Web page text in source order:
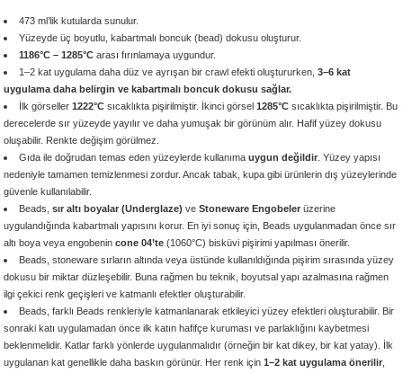
1305 °C
- 1222 °C
- 1046 °C
°C
1046 °C
- 1046 °C
°C
473 ml’lik kutularda sunulur.
Yüzeyde üç boyutlu, kabartmalı boncuk (bead) dokusu oluşturur.
1186°C – 1285°Carası fırınlamaya uygundur.
1–2 kat uygulama daha düz ve ayrışan bir crawl efekti oluştururken, 3–6 kat
uygulama daha belirgin ve kabartmalı boncuk dokusu sağlar.
İlk görseller 1222°C sıcaklıkta pişirilmiştir. İkinci görsel 1285°C sıcaklıkta pişirilmiştir. Bu
derecelerde sır yüzeyde yayılır ve daha yumuşak bir görünüm alır. Hafif yüzey dokusu
oluşabilir. Renkte değişim görülmez.
Gıda ile doğrudan temas eden yüzeylerde kullanımauygun değildir. Yüzey yapısı
nedeniyle tamamen temizlenmesi zordur. Ancak tabak, kupa gibi ürünlerin dış yüzeylerinde
güvenle kullanılabilir.
Beads, sır altı boyalar (Underglaze) ve Stoneware Engobelerüzerine
uygulandığında kabartmalı yapısını korur. En iyi sonuç için, Beads uygulanmadan önce sır
altı boya veya engobenin cone 04’te (1060°C) bisküvi pişirimi yapılması önerilir.
Beads, stoneware sırların altında veya üstünde kullanıldığında pişirim sırasında yüzey
dokusu bir miktar düzleşebilir. Buna rağmen bu teknik, boyutsal yapı azalmasına rağmen
ilgi çekici renk geçişleri ve katmanlı efektler oluşturabilir.
Beads, farklı Beads renkleriyle katmanlanarak etkileyici yüzey efektleri oluşturabilir. Bir
sonraki katı uygulamadan önce ilk katın hafifçe kuruması ve parlaklığını kaybetmesi
beklenmelidir. Katlar farklı yönlerde uygulanmalıdır (örneğin bir kat dikey, bir kat yatay). İlk
uygulanan kat genellikle daha baskın görünür. Her renk için 1–2 kat uygulama önerilir